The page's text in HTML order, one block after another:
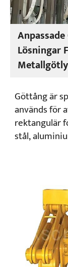
Lösningar
Göttång är
används för
rektangulär
stål,